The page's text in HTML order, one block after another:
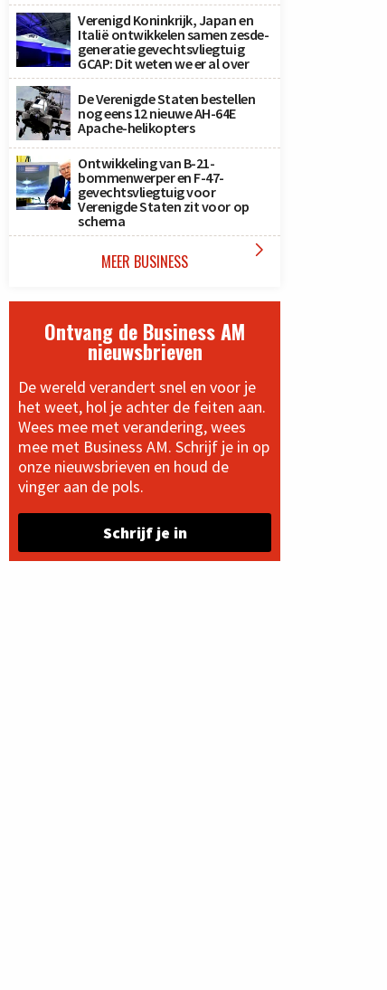
Verenigd Koninkrijk, Japan en
Italië ontwikkelen samen zesde-
generatie gevechtsvliegtuig
GCAP: Dit weten we er al over
De Verenigde Staten bestellen
nog eens 12 nieuwe AH-64E
Apache-helikopters
Ontwikkeling van B-21-
bommenwerper en F-47-
gevechtsvliegtuig voor
Verenigde Staten zit voor op
schema
MEER BUSINESS 
Ontvang de Business AM
nieuwsbrieven
De wereld verandert snel en voor je
het weet, hol je achter de feiten aan.
Wees mee met verandering, wees
mee met Business AM. Schrijf je in op
onze nieuwsbrieven en houd de
vinger aan de pols.
Schrijf je in